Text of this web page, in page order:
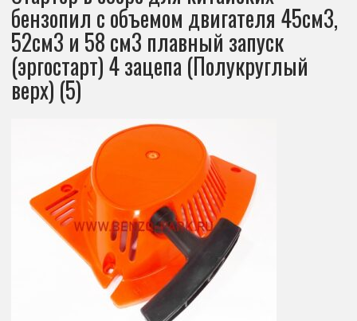
бензопил с объемом двигателя 45см3,
52см3 и 58 см3 плавный запуск
(эргостарт) 4 зацепа (Полукруглый
верх) (5)